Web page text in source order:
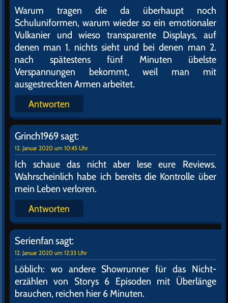
Warum tragen die da überhaupt noch
Schuluniformen, warum wieder so ein emotionaler
Vulkanier und wieso transparente Displays, auf
denen man 1. nichts sieht und bei denen man 2.
nach spätestens fünf Minuten übelste
Verspannungen bekommt, weil man mit
ausgestreckten Armen arbeitet.
Antworten
Grinch1969sagt:
12. Januar 2020 um 10:45 Uhr
Ich schaue das nicht aber lese eure Reviews.
Wahrscheinlich habe ich bereits die Kontrolle über
mein Leben verloren.
Antworten
Serienfansagt:
12. Januar 2020 um 12:33 Uhr
Löblich: wo andere Showrunner für das Nicht-
erzählen von Storys 6 Episoden mit Überlänge
brauchen, reichen hier 6 Minuten.